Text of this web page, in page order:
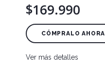
$169.990
CÓMPRALO AHORA
Ver más detalles